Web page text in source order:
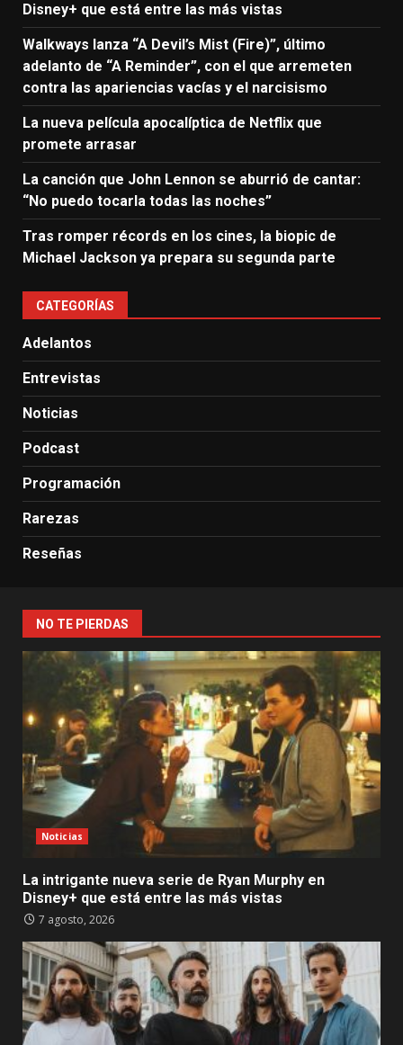
Disney+ que está entre las más vistas
Walkways lanza “A Devil’s Mist (Fire)”, último
adelanto de “A Reminder”, con el que arremeten
contra las apariencias vacías y el narcisismo
La nueva película apocalíptica de Netflix que
promete arrasar
La canción que John Lennon se aburrió de cantar:
“No puedo tocarla todas las noches”
Tras romper récords en los cines, la biopic de
Michael Jackson ya prepara su segunda parte
CATEGORÍAS
Adelantos
Entrevistas
Noticias
Podcast
Programación
Rarezas
Reseñas
NO TE PIERDAS
Noticias
La intrigante nueva serie de Ryan Murphy en
Disney+ que está entre las más vistas
7 agosto, 2026